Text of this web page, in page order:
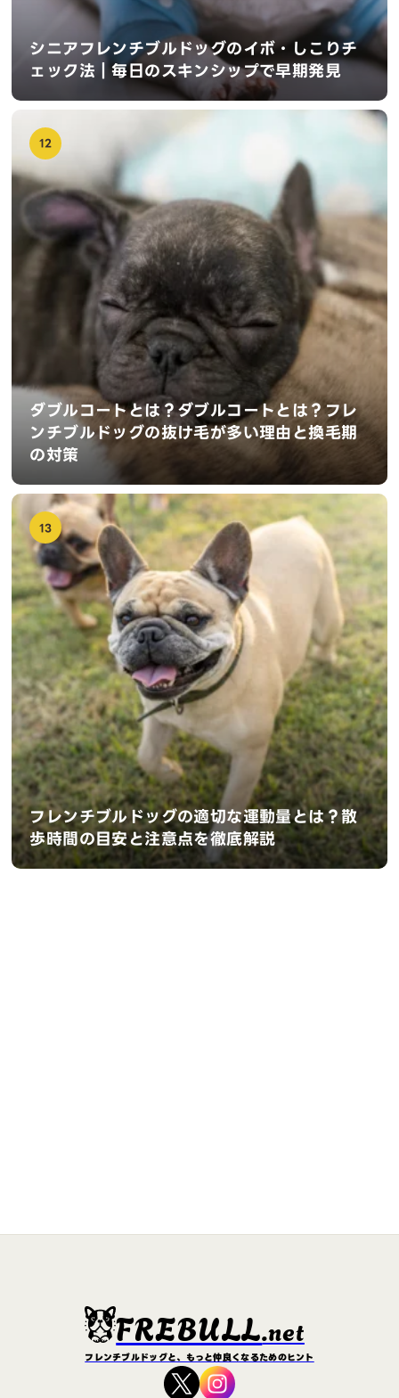
シニアフレンチブルドッグのイボ・しこりチ
ェック法｜毎日のスキンシップで早期発見
12
ダブルコートとは？ダブルコートとは？フレ
ンチブルドッグの抜け毛が多い理由と換毛期
の対策
13
フレンチブルドッグの適切な運動量とは？散
歩時間の目安と注意点を徹底解説
FREBULL.net
フレンチブルドッグと、もっと仲良くなるためのヒント